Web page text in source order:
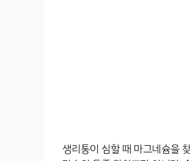
생리통이 심할 때 마그네슘을